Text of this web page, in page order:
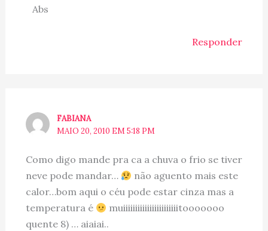
Abs
Responder
FABIANA
MAIO 20, 2010 EM 5:18 PM
Como digo mande pra ca a chuva o frio se tiver
neve pode mandar…
não aguento mais este
calor…bom aqui o céu pode estar cinza mas a
temperatura é
muiiiiiiiiiiiiiiiiiiiiiiitooooooo
quente 8) … aiaiai..